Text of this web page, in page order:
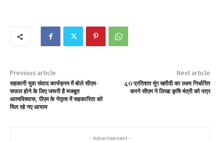
Previous article
सहकारी युवा संवाद कार्यक्रम में बोले सीएम-
सफल होने के लिए जरूरी है मजबूत
आत्मविश्वास, पीएम के नेतृत्व में सहकारिता को
मिल रहे नए आयाम
Next article
40 प्रतिशत मूंग खरीदी का लक्ष्य निर्धारित
करने सीएम ने लिखा कृषि मंत्री को पत्र
- Advertisement -